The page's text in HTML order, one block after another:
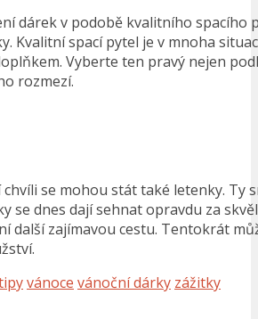
dárek v podobě kvalitního spacího
Kvalitní spací pytel je v mnoha
Vyberte ten pravý nejen
rozmezí.
se mohou stát také letenky. Ty
se dnes dají sehnat opravdu za
další zajímavou cestu. Tentokrát
vánoce vánoční dárky zážitky